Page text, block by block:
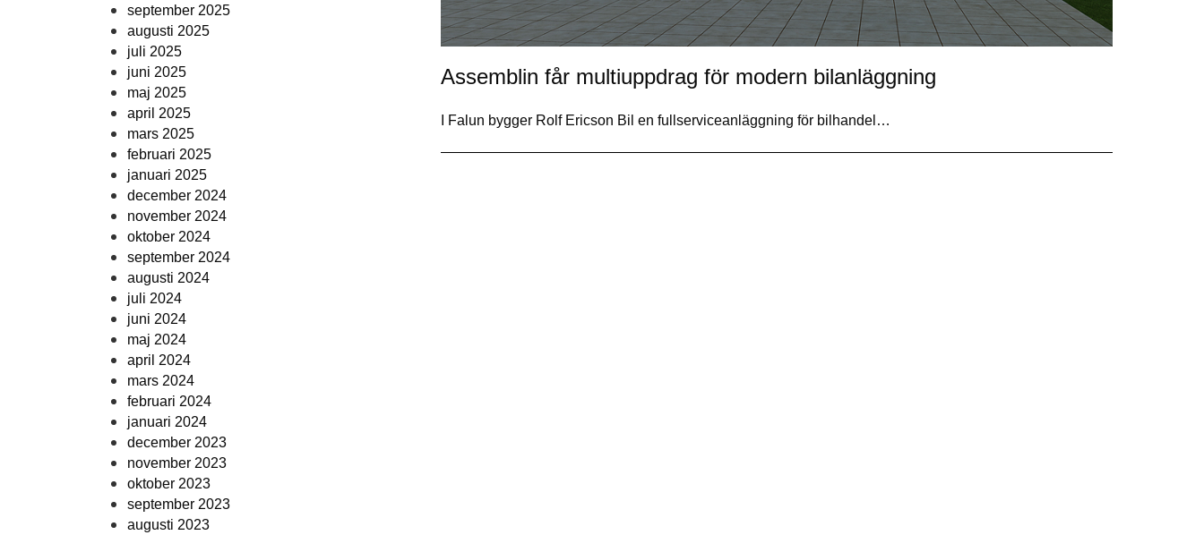
september 2025
augusti 2025
juli 2025
juni 2025
maj 2025
april 2025
mars 2025
februari 2025
januari 2025
december 2024
november 2024
oktober 2024
september 2024
augusti 2024
juli 2024
juni 2024
maj 2024
april 2024
mars 2024
februari 2024
januari 2024
december 2023
november 2023
oktober 2023
september 2023
augusti 2023
Assemblin får multiuppdrag för modern bilanläggning
I Falun bygger Rolf Ericson Bil en fullserviceanläggning för bilhandel…